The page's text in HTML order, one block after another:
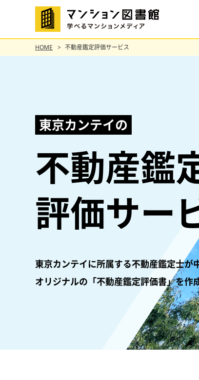
HOME 不動産鑑定評価サービス
東京カンテイの
不動産鑑
評価サー
東京カンテイに所属する不動産鑑定士が
オリジナルの「不動産鑑定評価書」を作